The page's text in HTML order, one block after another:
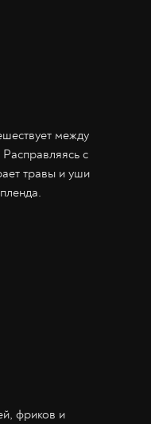
между
с
травы и уши
фриков и